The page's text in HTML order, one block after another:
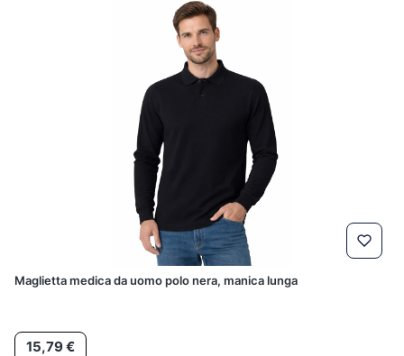
Maglietta medica da uomo polo nera, manica lunga
Prezzo
15,79 €